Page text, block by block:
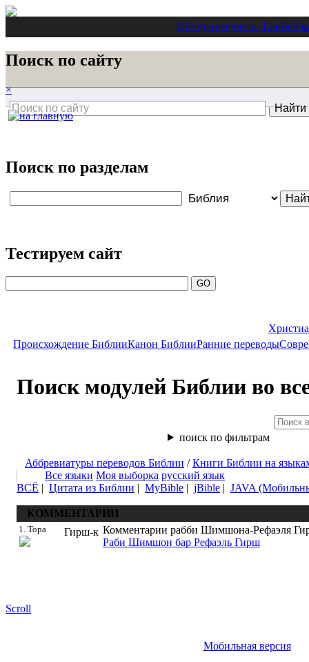
Обзор интернета- LiteВеб-
Поиск по сайту
×
Поиск по разделам
Тестируем сайт
Происхождение БиблииКанон БиблииРанние переводы
Поиск модулей Библии во
поиск по фильтрам
Аббревиатуры переводов Библии /Книги Библии на
Все языки Моя выборка русский язык
ВСЁ | Цитата из Библии | MyBible | jBible | JAVA
КОММЕНТАРИИ
1. Тора Гирш-к Комментарии рабби Шимшона-Рефаэля
Раби Шимшон бар Рефаэль Гирш
Scroll
Мобильная версия